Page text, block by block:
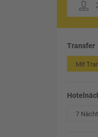
Transfer
Mit
7